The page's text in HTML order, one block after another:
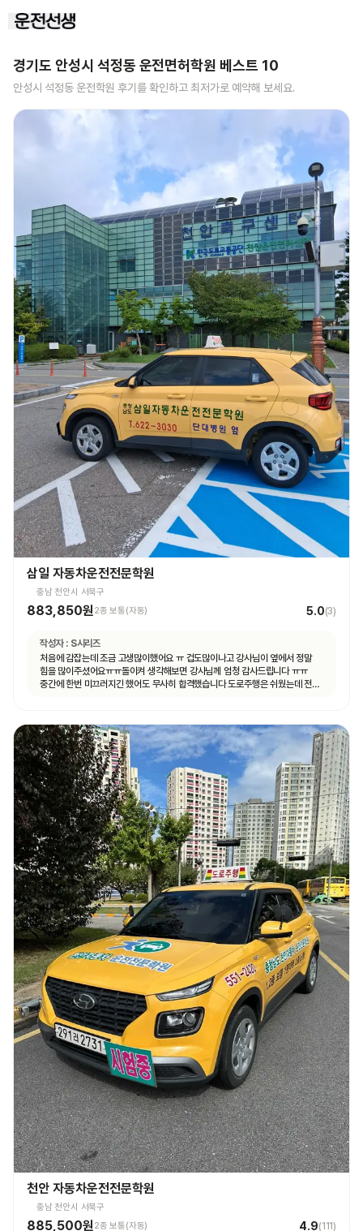
경기도 안성시 석정동 운전면허학원 베스트 10
안성시 석정동 운전학원 후기를 확인하고 최저가로 예약해 보세요.
삼일 자동차운전전문학원
충남 천안시 서북구
883,850원 2종 보통(자동) 5.0(3)
작성자 : S시리즈
처음에 감잡는데 조금 고생많이했어요 ㅠ 겁도많이나고 강사님이 옆에서 정말
힘을 많이주셨어요ㅠㅠ돌이켜 생각해보면 강사님께 엄청 감사드립니다 ㅠㅠ
중간에 한번 미끄러지긴 했어도 무사히 합격했습니다 도로주행은 쉬웠는데 전
천안 자동차운전전문학원
충남 천안시 서북구
885,500원 2종 보통(자동) 4.9(111)